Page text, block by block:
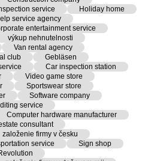
service
Holiday home
service agency
entertainment service
výkup nehnutelnosti
Van rental agency
club
Gebläsen
Car inspection station
Video game store
Sportswear store
Software company
service
Computer hardware manufacturer
consultant
založenie firmy v česku
service
Sign shop